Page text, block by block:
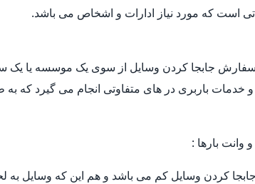
است که مورد نیاز ادارات و اشخاص می باشد.
جابجا کردن وسایل از سوی یک موسسه یا یک
خدمات باربری در های متفاوتی انجام می گیرد که به
کردن وسایل کم می باشد و هم این که وسایل به